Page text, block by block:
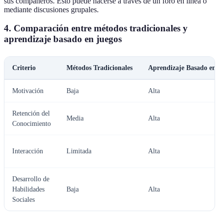
mediante discusiones grupales.
4. Comparación entre métodos tradicionales y
aprendizaje basado en juegos
Criterio Métodos Tradicionales Aprendizaje Basado en
Motivación Baja Alta
Retención del
Conocimiento
Media Alta
Interacción Limitada Alta
Desarrollo de
Habilidades
Sociales
Baja Alta